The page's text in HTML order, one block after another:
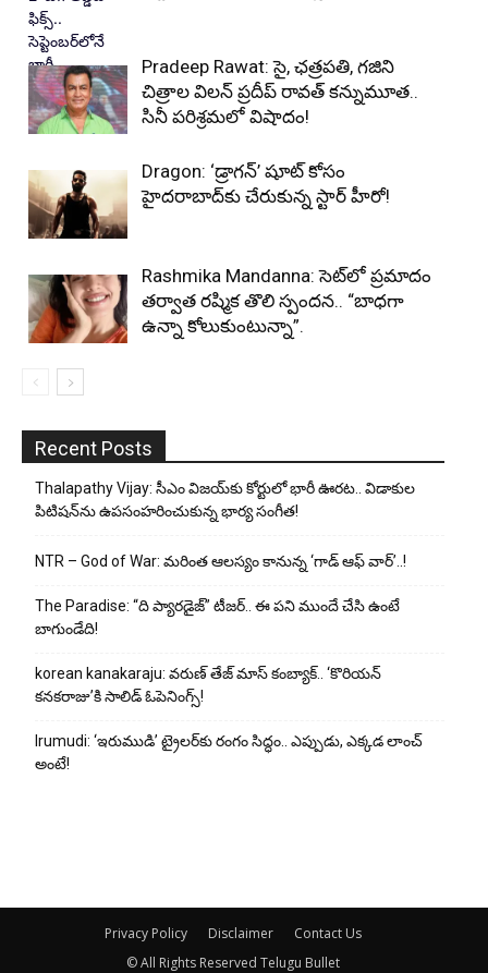
Pradeep Rawat: సై, ఛత్రపతి, గజిని
చిత్రాల విలన్ ప్రదీప్ రావత్ కన్నుమూత..
సినీ పరిశ్రమలో విషాదం!
Dragon: ‘డ్రాగన్’ షూట్ కోసం
హైదరాబాద్‌కు చేరుకున్న స్టార్ హీరో!
Rashmika Mandanna: సెట్‌లో ప్రమాదం
తర్వాత రష్మిక తొలి స్పందన.. “బాధగా
ఉన్నా కోలుకుంటున్నా”.
Recent Posts
Thalapathy Vijay: సీఎం విజయ్‌కు కోర్టులో భారీ ఊరట.. విడాకుల
పిటిషన్‌ను ఉపసంహరించుకున్న భార్య సంగీత!
NTR – God of War: మరింత ఆలస్యం కానున్న ‘గాడ్ ఆఫ్ వార్’..!
The Paradise: “ది ప్యారడైజ్” టీజర్.. ఈ పని ముందే చేసి ఉంటే
బాగుండేది!
korean kanakaraju: వరుణ్ తేజ్ మాస్ కంబ్యాక్.. ‘కొరియన్
కనకరాజు’కి సాలిడ్ ఓపెనింగ్స్!
Irumudi: ‘ఇరుముడి’ ట్రైలర్‌కు రంగం సిద్ధం.. ఎప్పుడు, ఎక్కడ లాంచ్
అంటే!
Privacy Policy Disclaimer
Contact Us
© All Rights Reserved Telugu Bullet